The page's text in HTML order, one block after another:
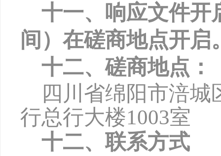
十一、响应文件开
间）在磋商地点开启
十二、磋商地点：
四川省绵阳市涪
行总行大楼1003室
十二、联系方式